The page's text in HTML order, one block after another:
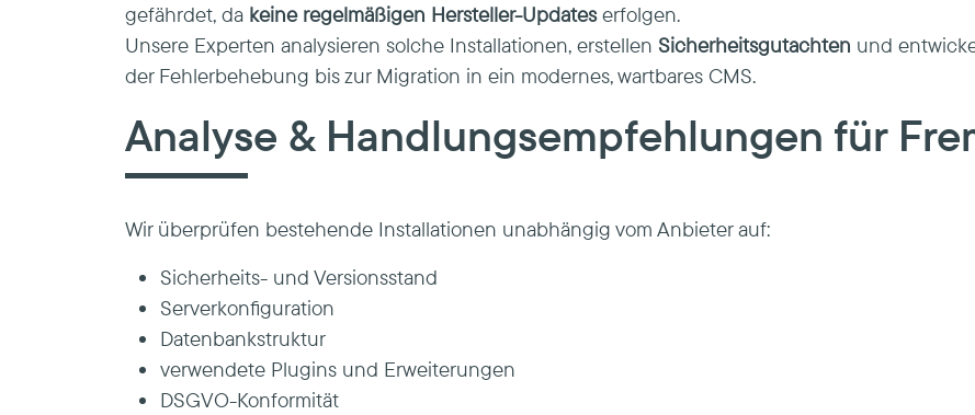
gefährdet, da keine regelmäßigen Hersteller-Updateserfolgen.
Unsere Experten analysieren solche Installationen, erstellen Sicherheitsgutachten und
der Fehlerbehebung bis zur Migration in ein modernes, wartbares CMS.
Analyse & Handlungsempfehlungen für
Wir überprüfen bestehende Installationen unabhängig vom Anbieter auf:
Sicherheits- und Versionsstand
Serverkonfiguration
Datenbankstruktur
verwendete Plugins und Erweiterungen
DSGVO-Konformität